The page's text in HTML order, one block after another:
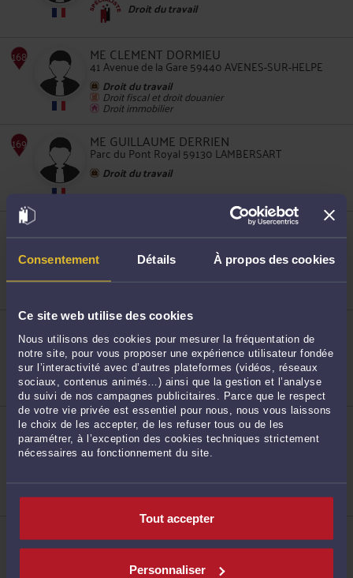
Consentement Détails À propos des cookies
Ce site web utilise des cookies
Nous utilisons des cookies pour mesurer la fréquentation de
notre site, pour vous proposer une expérience utilisateur fondée
sur l’interactivité avec d’autres plateformes (vidéos, réseaux
sociaux, contenus animés…) ainsi que la gestion et l’analyse
du suivi de nos campagnes publicitaires. Parce que le respect
de votre vie privée est essentiel pour nous, nous vous laissons
le choix de les accepter, de les refuser tous ou de les
paramétrer, à l’exception des cookies techniques strictement
nécessaires au fonctionnement du site.
Tout accepter
Personnaliser
166
Droit du travail
168
ME CLEMENT DORMIEU
41 Avenue de la Gare 59440 AVENES-SUR-HELPE
Droit du travail
Droit fiscal et droit douanier
Droit immobilier
169
ME GUILLAUME DERRIEN
Parc du Pont Royal 59130 LAMBERSART
Droit du travail
170
ME SANDRA VERMEESCH-BOCQUET
18 rue Saint Jacques 59000 LILLE
Accepte les consultations vidéo
Droit de la santé
ME ALEXANDRA BAPTISTA
274 ter Avenue de la Marne 59700 MARCQ EN
BAROEUL
Droit du travail
Droit immobilier
Procédure civile
ME JULIE AUBERTIN
18 avenue du Peuple Belge 59800 LILLE
Accepte les consultations vidéo
sociale
Droit public
Droit des étrangers et de la nationalité
ME VIRGINIE VAN CEUNEBROEKE
95, rue de Dunkerque 59280 ARMENTIERES